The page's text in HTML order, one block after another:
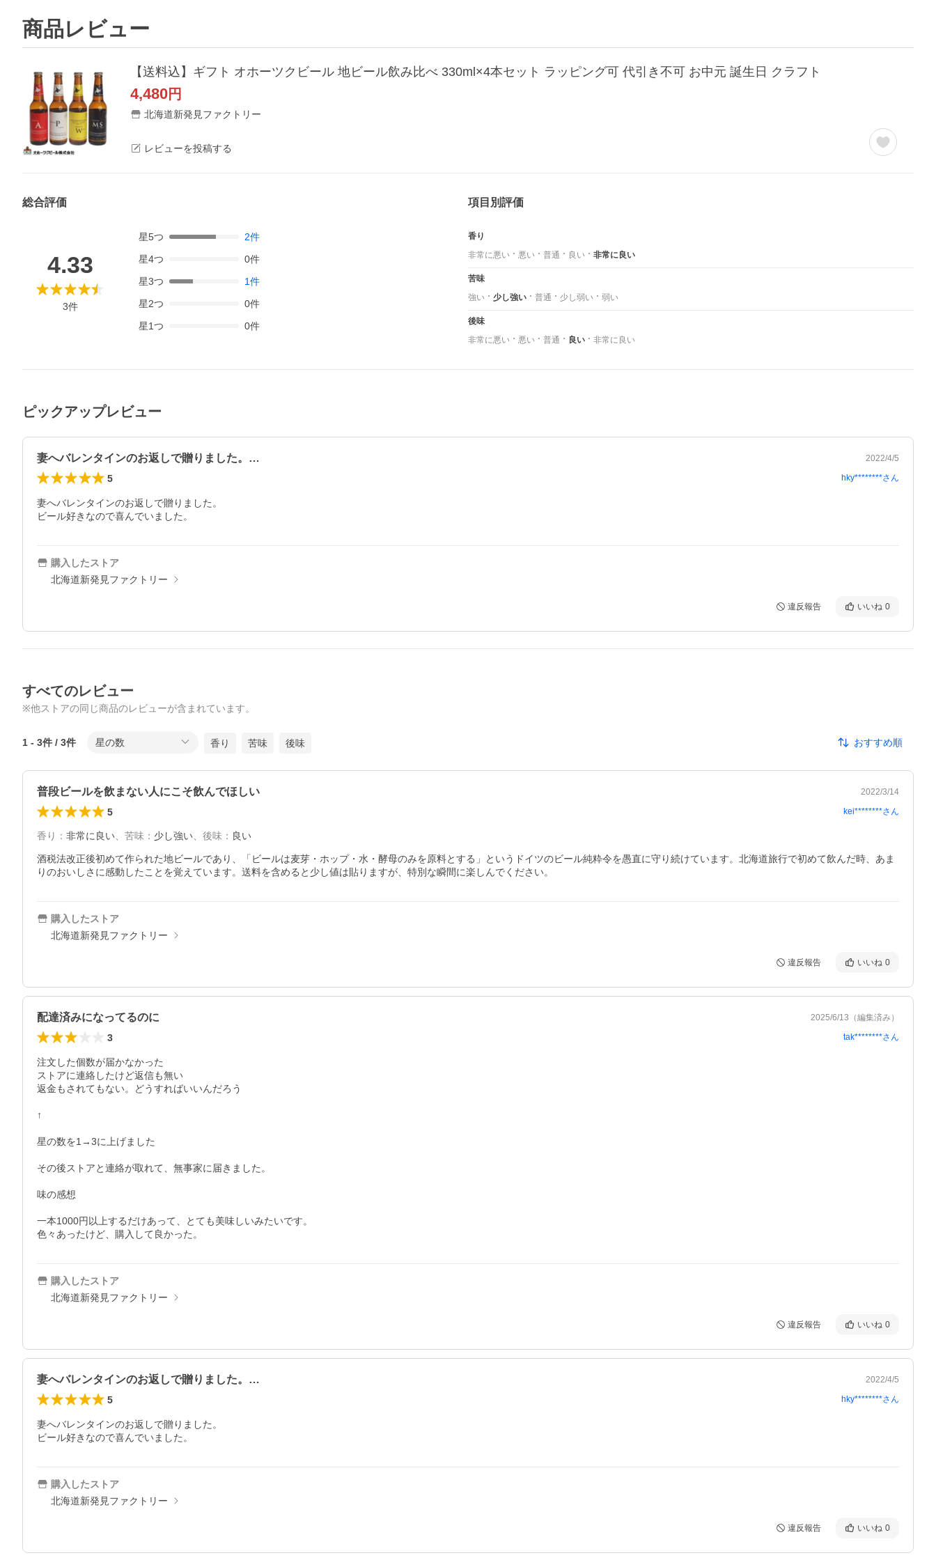
商品レビュー
【送料込】ギフト オホーツクビール 地ビール飲み比べ 330ml×4本セット ラッピング可 代引き不可 お中元 誕生日 クラフト
4,480円
北海道新発見ファクトリー
レビューを投稿する
総合評価
4.33
3件
星5つ 2件
星4つ 0件
星3つ 1件
星2つ 0件
星1つ 0件
項目別評価
香り
非常に悪い
悪い 普通 良い 非常に良い
苦味
強い
少し強い 普通 少し弱い 弱い
後味
非常に悪い
悪い 普通 良い 非常に良い
ピックアップレビュー
妻へバレンタインのお返しで贈りました。… 2022/4/5
5 hky********さん
妻へバレンタインのお返しで贈りました。
ビール好きなので喜んでいました。
購入したストア
北海道新発見ファクトリー
違反報告 いいね 0
すべてのレビュー
※他ストアの同じ商品のレビューが含まれています。
1 - 3件 / 3件 星の数 香り 苦味 後味 おすすめ順
普段ビールを飲まない人にこそ飲んでほしい 2022/3/14
5 kei********さん
香り ： 非常に良い、 苦味 ： 少し強い、 後味 ： 良い
酒税法改正後初めて作られた地ビールであり、「ビールは麦芽・ホップ・水・酵母のみを原料とする」というドイツのビール純粋令を愚直に守り続けています。北海道旅行で初めて飲んだ時、あま
りのおいしさに感動したことを覚えています。送料を含めると少し値は貼りますが、特別な瞬間に楽しんでください。
購入したストア
北海道新発見ファクトリー
違反報告 いいね 0
配達済みになってるのに 2025/6/13 （編集済み）
3 tak********さん
注文した個数が届かなかった
ストアに連絡したけど返信も無い
返金もされてもない。どうすればいいんだろう
↑
星の数を1→3に上げました
その後ストアと連絡が取れて、無事家に届きました。
味の感想
一本1000円以上するだけあって、とても美味しいみたいです。
色々あったけど、購入して良かった。
購入したストア
北海道新発見ファクトリー
違反報告 いいね 0
妻へバレンタインのお返しで贈りました。… 2022/4/5
5 hky********さん
妻へバレンタインのお返しで贈りました。
ビール好きなので喜んでいました。
購入したストア
北海道新発見ファクトリー
違反報告 いいね 0